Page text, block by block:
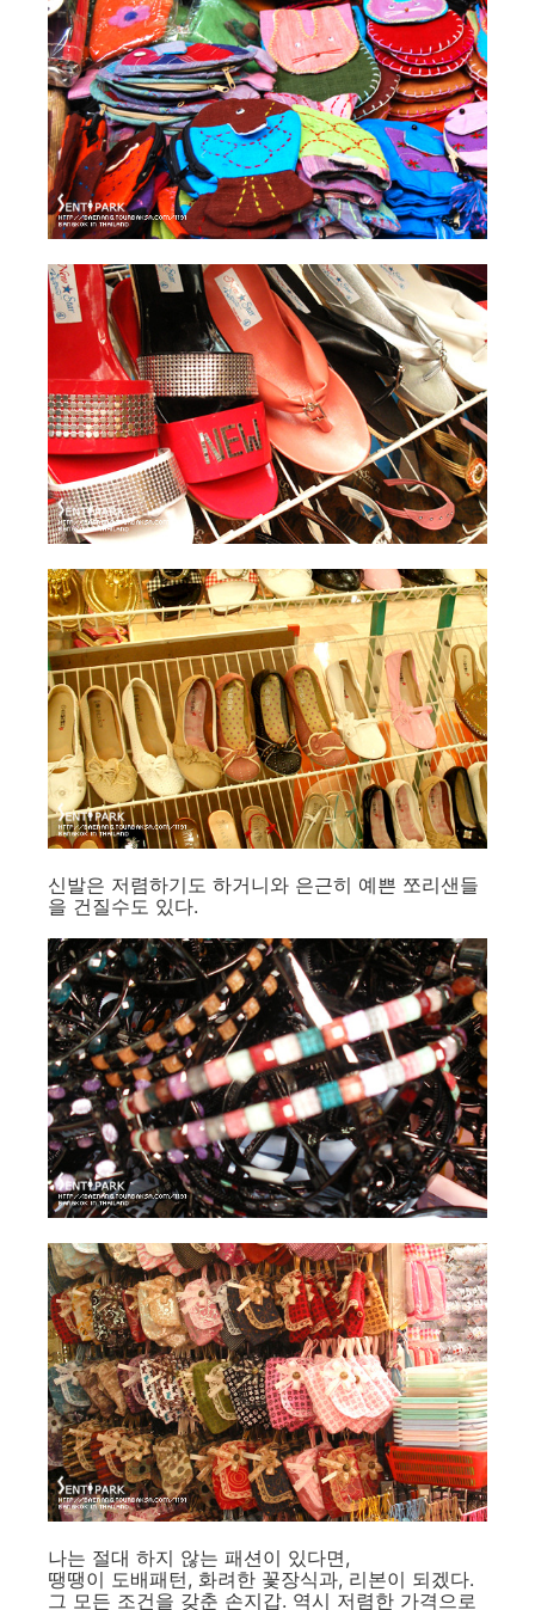
신발은 저렴하기도 하거니와 은근히 예쁜 쪼리샌들
을 건질수도 있다.
나는 절대 하지 않는 패션이 있다면,
땡땡이 도배패턴, 화려한 꽃장식과, 리본이 되겠다.
그 모든 조건을 갖춘 손지갑. 역시 저렴한 가격으로